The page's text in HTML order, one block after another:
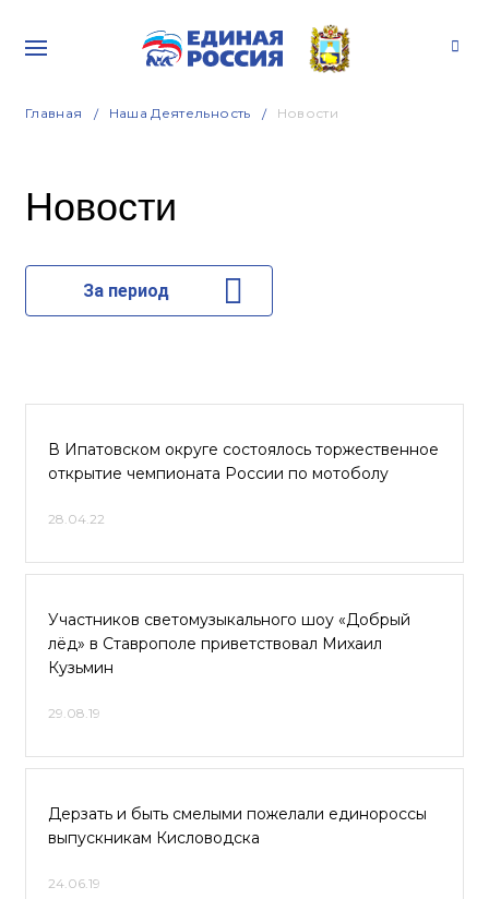
Главная Наша Деятельность Новости
Новости
За период
В Ипатовском округе состоялось торжественное
открытие чемпионата России по мотоболу
28.04.22
Участников светомузыкального шоу «Добрый
лёд» в Ставрополе приветствовал Михаил
Кузьмин
29.08.19
Дерзать и быть смелыми пожелали единороссы
выпускникам Кисловодска
24.06.19